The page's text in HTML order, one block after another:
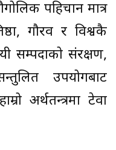
पहिचान मात्र
गौरव र विश्वकै
सम्पदाको संरक्षण,
उपयोगबाट
अर्थतन्त्रमा टेवा